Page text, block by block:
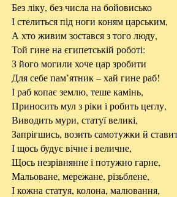
Без ліку, без числа на бойовисько
І стелиться під ноги коням царським,
А хто живим зостався з того люду,
Той гине на єгипетській роботі:
З його могили хоче цар зробити
Для себе пам’ятник – хай гине раб!
І раб копає землю, теше камінь,
Приносить мул з ріки і робить цеглу,
Виводить мури, статуї великі,
Запрігшись, возить самотужки й
І щось будує вічне і величне,
Щось незрівнянне і потужно гарне,
Мальоване, мережане, різьблене,
І кожна статуя, колона, малювання,